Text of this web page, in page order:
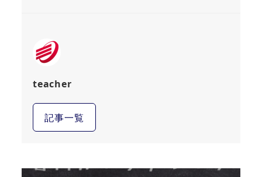
teacher
記事一覧